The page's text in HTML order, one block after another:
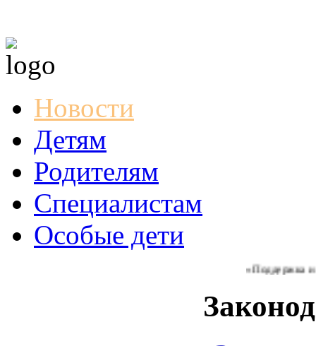
Новости
Детям
Родителям
Специалистам
Особые дети
«Поддержка и